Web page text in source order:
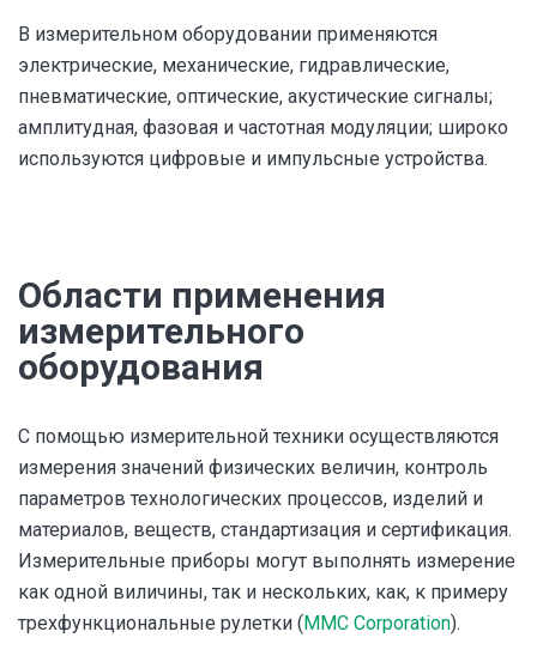
В измерительном оборудовании применяются
электрические, механические, гидравлические,
пневматические, оптические, акустические сигналы;
амплитудная, фазовая и частотная модуляции; широко
используются цифровые и импульсные устройства.
Области применения
измерительного
оборудования
С помощью измерительной техники осуществляются
измерения значений физических величин, контроль
параметров технологических процессов, изделий и
материалов, веществ, стандартизация и сертификация.
Измерительные приборы могут выполнять измерение
как одной виличины, так и нескольких, как, к примеру
трехфункциональные рулетки (MMC Corporation).